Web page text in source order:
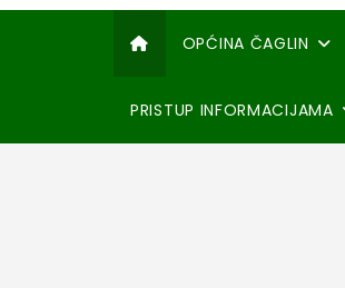
OPĆINA ČAGLIN
PRISTUP INFORMACIJAMA